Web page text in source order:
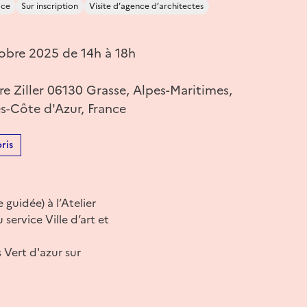
Sur inscription Visite d’agence d’architectes
2025 de 14h à 18h
Ziller 06130 Grasse, Alpes-Maritimes,
Côte d'Azur, France
à l’Atelier
Ville d’art et
Vert d'azur sur